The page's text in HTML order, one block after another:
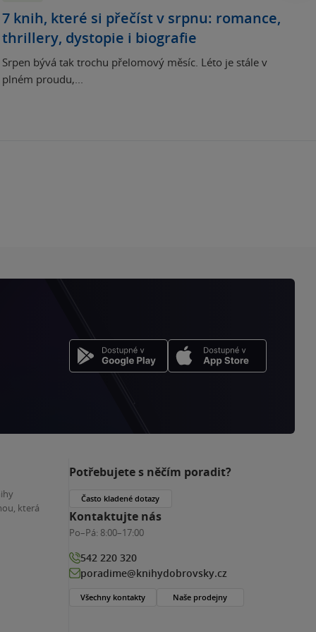
7 knih, které si přečíst v srpnu: romance,
thrillery, dystopie i biografie
Srpen bývá tak trochu přelomový měsíc. Léto je stále v
plném proudu,...
která
Potřebujete s něčím poradit?
Často kladené dotazy
Kontaktujte nás
Po–Pá: 8:00–17:00
542 220 320
poradime@knihydobrovsky.cz
Všechny kontakty Naše prodejny